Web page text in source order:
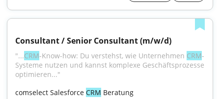
Consultant / Senior Consultant (m/w/d)
"...CRM-Know-how: Du verstehst, wie Unternehmen CRM-
Systeme nutzen und kannst komplexe Geschäftsprozesse
optimieren..."
comselect Salesforce CRM Beratung